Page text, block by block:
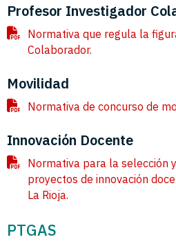
Profesor Investigador
Normativa que regula la
Colaborador.
Movilidad
Normativa de concurso de
Innovación Docente
Normativa para la selección
proyectos de innovación
La Rioja.
PTGAS